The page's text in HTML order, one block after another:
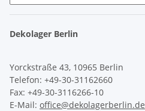
Dekolager Berlin
Yorckstraße 43, 10965 Berlin
Telefon: +49-30-31162660
Fax: +49-30-3116266-10
E-Mail: office@dekolagerberlin.de